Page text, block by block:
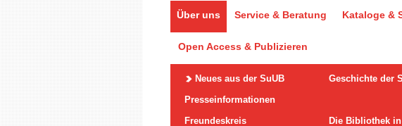
Über uns Service & Beratung Kataloge &
Open Access & Publizieren
Neues aus der SuUB Geschichte der
Presseinformationen
Freundeskreis
Die Bibliothek